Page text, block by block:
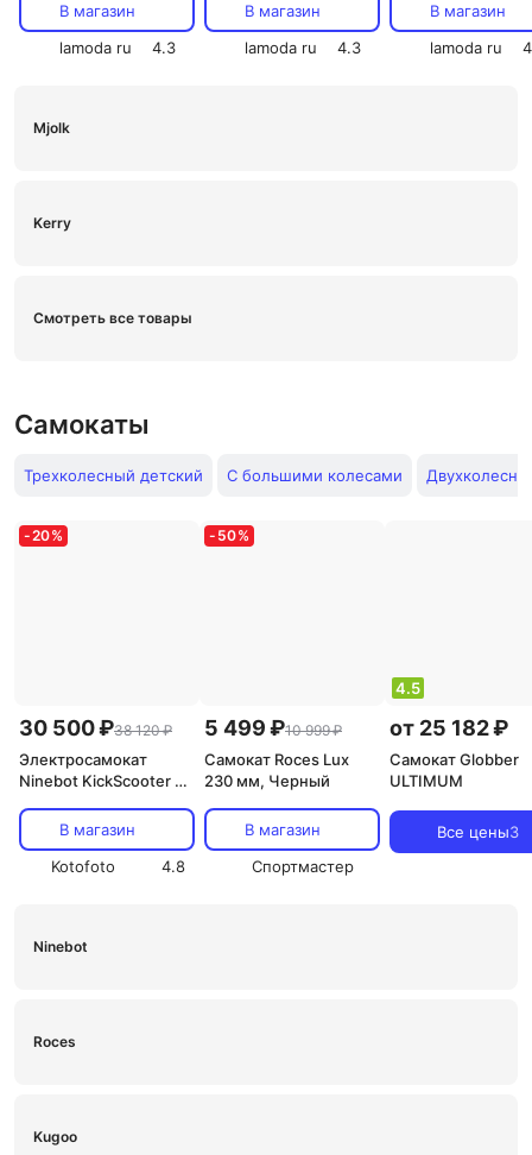
В магазин
lamoda ru
4.3
В магазин
lamoda ru
4.3
В магазин
lamoda ru
Mjolk
Kerry
Смотреть все товары
Самокаты
Трехколесный детский С большими колесами
-20%
30 500 ₽38 120 ₽
Электросамокат
Ninebot KickScooter F2
состояние
В магазин
Kotofoto
4.8
- 50%
5 499 ₽10 999 ₽
Самокат Roces Lux
230 мм, Черный
В магазин
Спортмастер
4.5
от 25 182 ₽
Самокат Globber
ULTIMUM
Все цены3
Ninebot
Roces
Kugoo